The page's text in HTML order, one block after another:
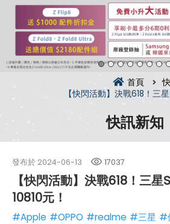
首頁
【快閃活動】決戰618！三
快訊新知
發布於 2024-06-13 17037
【快閃活動】決戰618！三
10810元！
#Apple #OPPO #realme #三星 #